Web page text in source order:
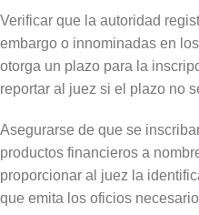
Verificar que la autoridad
embargo o innominadas en
otorga un plazo para la
reportar al juez si el plazo no
Asegurarse de que se
productos financieros a
proporcionar al juez la
que emita los oficios